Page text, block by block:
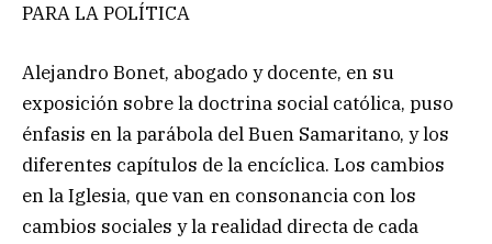
PARA LA POLÍTICA
Alejandro Bonet, abogado y docente, en su
exposición sobre la doctrina social católica, puso
énfasis en la parábola del Buen Samaritano, y los
diferentes capítulos de la encíclica. Los cambios
en la Iglesia, que van en consonancia con los
cambios sociales y la realidad directa de cada